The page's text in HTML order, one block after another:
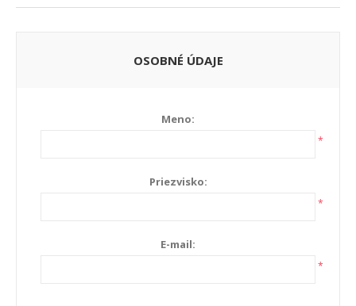
OSOBNÉ ÚDAJE
Meno:
*
Priezvisko:
*
E-mail:
*